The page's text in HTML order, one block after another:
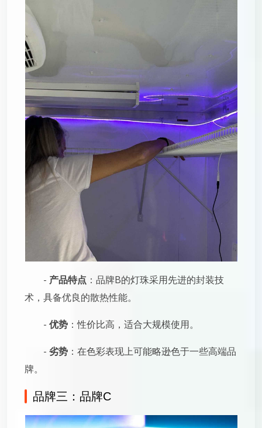
- 产品特点 ：品牌B的灯珠采用先进的封装技
术，具备优良的散热性能。
- 优势 ：性价比高，适合大规模使用。
- 劣势 ：在色彩表现上可能略逊色于一些高端品
牌。
品牌三：品牌C